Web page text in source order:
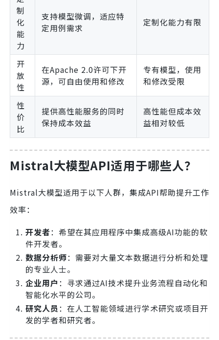
制
化
能
力
支持模型微调，适应特
定用例需求
定制化能力有限
开
放
性
在Apache 2.0许可下开
源，可自由使用和修改
专有模型，使用
和修改受限
性
价
比
提供高性能服务的同时
保持成本效益
高性能但成本效
益相对较低
Mistral大模型API适用于哪些人？
Mistral大模型适用于以下人群，集成API帮助提升工作
效率：
开发者：希望在其应用程序中集成高级AI功能的软
件开发者。
数据分析师：需要对大量文本数据进行分析和处理
的专业人士。
企业用户 ：寻求通过AI技术提升业务流程自动化和
智能化水平的公司。
研究人员：在人工智能领域进行学术研究或项目开
发的学者和研究者。